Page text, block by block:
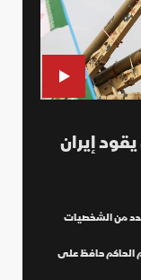
إيران
من الشخصيات
الحاكم حافظ على